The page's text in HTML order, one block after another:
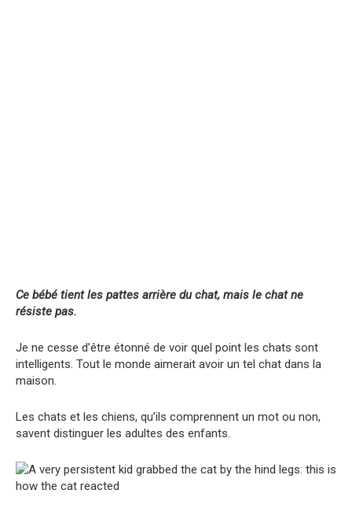
Ce bébé tient les pattes arrière du chat, mais le chat ne
résiste pas.
Je ne cesse d’être étonné de voir quel point les chats sont
intelligents. Tout le monde aimerait avoir un tel chat dans la
maison.
Les chats et les chiens, qu’ils comprennent un mot ou non,
savent distinguer les adultes des enfants.